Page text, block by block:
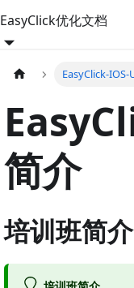
EasyClick优化文档
EasyClick-
简介
培训班简介